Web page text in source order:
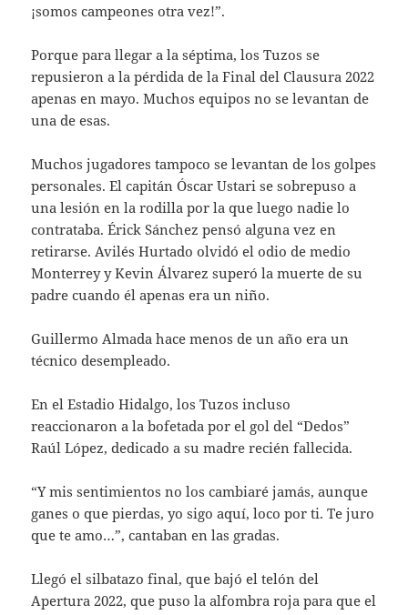
¡somos campeones otra vez!”.
Porque para llegar a la séptima, los Tuzos se
repusieron a la pérdida de la Final del Clausura 2022
apenas en mayo. Muchos equipos no se levantan de
una de esas.
Muchos jugadores tampoco se levantan de los golpes
personales. El capitán Óscar Ustari se sobrepuso a
una lesión en la rodilla por la que luego nadie lo
contrataba. Érick Sánchez pensó alguna vez en
retirarse. Avilés Hurtado olvidó el odio de medio
Monterrey y Kevin Álvarez superó la muerte de su
padre cuando él apenas era un niño.
Guillermo Almada hace menos de un año era un
técnico desempleado.
En el Estadio Hidalgo, los Tuzos incluso
reaccionaron a la bofetada por el gol del “Dedos”
Raúl López, dedicado a su madre recién fallecida.
“Y mis sentimientos no los cambiaré jamás, aunque
ganes o que pierdas, yo sigo aquí, loco por ti. Te juro
que te amo…”, cantaban en las gradas.
Llegó el silbatazo final, que bajó el telón del
Apertura 2022, que puso la alfombra roja para que el